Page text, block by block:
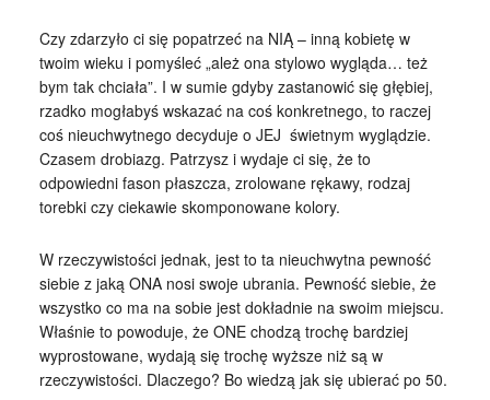
Czy zdarzyło ci się popatrzeć na NIĄ – inną kobietę w
twoim wieku i pomyśleć „ależ ona stylowo wygląda… też
bym tak chciała”. I w sumie gdyby zastanowić się głębiej,
rzadko mogłabyś wskazać na coś konkretnego, to raczej
coś nieuchwytnego decyduje o JEJ świetnym wyglądzie.
Czasem drobiazg. Patrzysz i wydaje ci się, że to
odpowiedni fason płaszcza, zrolowane rękawy, rodzaj
torebki czy ciekawie skomponowane kolory.
W rzeczywistości jednak, jest to ta nieuchwytna pewność
siebie z jaką ONA nosi swoje ubrania. Pewność siebie, że
wszystko co ma na sobie jest dokładnie na swoim miejscu.
Właśnie to powoduje, że ONE chodzą trochę bardziej
wyprostowane, wydają się trochę wyższe niż są w
rzeczywistości. Dlaczego? Bo wiedzą jak się ubierać po 50.